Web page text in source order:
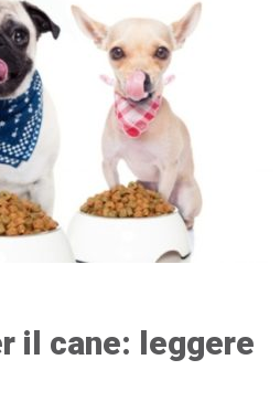
il cane: leggere